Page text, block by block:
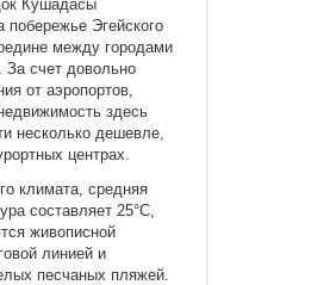
Кушадасы
побережье Эгейского
между городами
счет довольно
от аэропортов,
здесь
несколько дешевле,
центрах.
климата, средняя
составляет 25°С,
живописной
линией и
песчаных пляжей.